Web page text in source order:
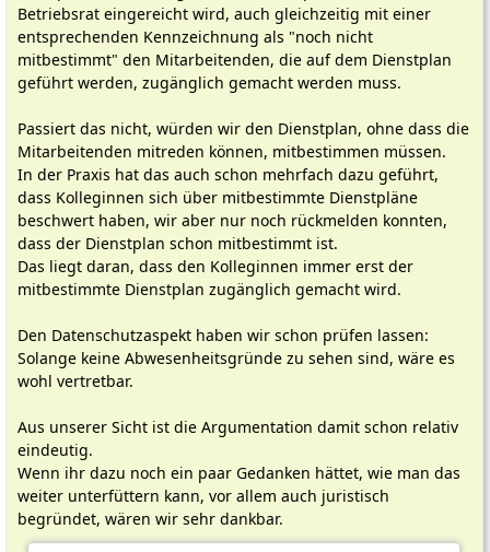
Betriebsrat eingereicht wird, auch gleichzeitig mit einer
entsprechenden Kennzeichnung als "noch nicht
mitbestimmt" den Mitarbeitenden, die auf dem Dienstplan
geführt werden, zugänglich gemacht werden muss.
Passiert das nicht, würden wir den Dienstplan, ohne dass die
Mitarbeitenden mitreden können, mitbestimmen müssen.
In der Praxis hat das auch schon mehrfach dazu geführt,
dass Kolleginnen sich über mitbestimmte Dienstpläne
beschwert haben, wir aber nur noch rückmelden konnten,
dass der Dienstplan schon mitbestimmt ist.
Das liegt daran, dass den Kolleginnen immer erst der
mitbestimmte Dienstplan zugänglich gemacht wird.
Den Datenschutzaspekt haben wir schon prüfen lassen:
Solange keine Abwesenheitsgründe zu sehen sind, wäre es
wohl vertretbar.
Aus unserer Sicht ist die Argumentation damit schon relativ
eindeutig.
Wenn ihr dazu noch ein paar Gedanken hättet, wie man das
weiter unterfüttern kann, vor allem auch juristisch
begründet, wären wir sehr dankbar.